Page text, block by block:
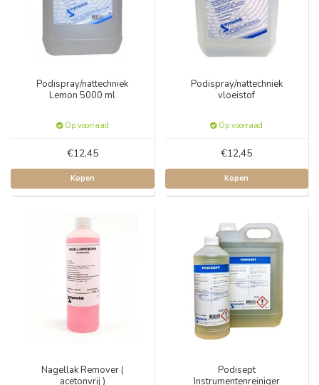
Podispray/nattechniek
Lemon 5000 ml
Op voorraad
€12,45
Kopen
Podispray/nattechniek
vloeistof
Op voorraad
€12,45
Kopen
Nagellak Remover (
acetonvrij )
Podisept
Instrumentenreiniger